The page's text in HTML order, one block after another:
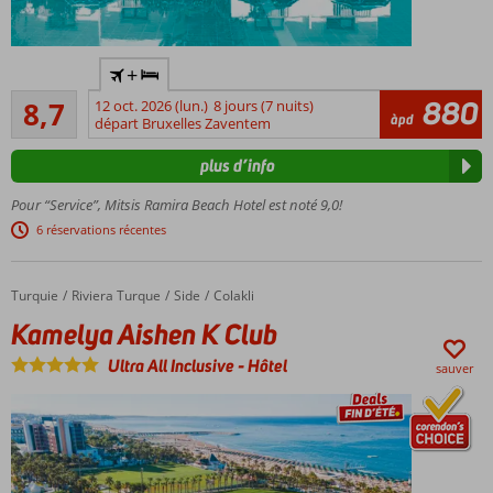
les
familles
Situé
sur une
Pavillon
Bleu
3
dont 2 à la
carte
et baignade
à volonté
Formule
8,7
Recommandé
425
commentaires
+
12 oct. 2026 (lun.) 8 jours (7 nuits)
départ Bruxelles Zaventem
àpd 880
Pour “Service”, Mitsis Ramira Beach Hotel est noté 9,0!
6 réservations récentes
plus d’info
Accueil
Turquie Riviera Turque Side Colakli
Kamelya Aishen K Club
Kamelya Aishen K Club
Ultra All Inclusive-Hôtel sauver